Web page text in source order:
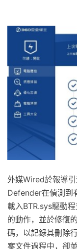
外媒Wired於報導
Defender在偵測到
載入BTR.sys驅動
的動作，並於修復
碼，以記錄其刪除
案文件過程中，卻